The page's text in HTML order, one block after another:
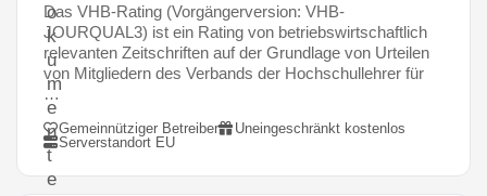
o
k
u
m
e
n
t
e
Das VHB-Rating (Vorgängerversion: VHB-
JOURQUAL3) ist ein Rating von betriebswirtschaftlich
relevanten Zeitschriften auf der Grundlage von Urteilen
von Mitgliedern des Verbands der Hochschullehrer für
…
Gemeinnütziger Betreiber
Uneingeschränkt kostenlos
Serverstandort EU